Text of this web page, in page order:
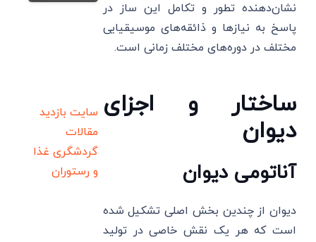
نشان‌دهنده تطور و تکامل این ساز در
پاسخ به نیازها و ذائقه‌های موسیقیایی
مختلف در دوره‌های مختلف زمانی است.
ساختار و اجزای
دیوان
آناتومی دیوان
دیوان از چندین بخش اصلی تشکیل شده
است که هر یک نقش خاصی در تولید
سایت بازدید
مقالات
گردشگری غذا
و رستوران